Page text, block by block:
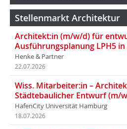
Stellenmarkt Architektur
Architekt:in (m/w/d) für
Ausführungsplanung LPH5
Henke & Partner
22.07.2026
Wiss. Mitarbeiter:in –
Städtebaulicher Entwurf (m/
HafenCity Universität Hamburg
18.07.2026